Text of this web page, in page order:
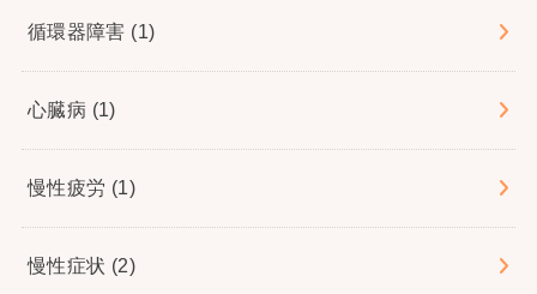
循環器障害 (1)
心臓病 (1)
慢性疲労 (1)
慢性症状 (2)